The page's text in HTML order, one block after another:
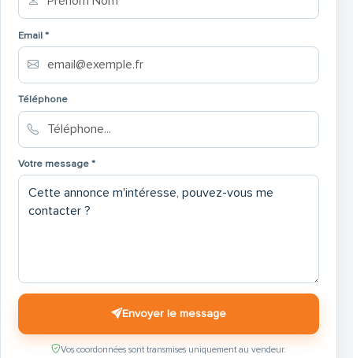
Email *
Téléphone
Votre message *
Envoyer le message
Vos coordonnées sont transmises uniquement au vendeur.